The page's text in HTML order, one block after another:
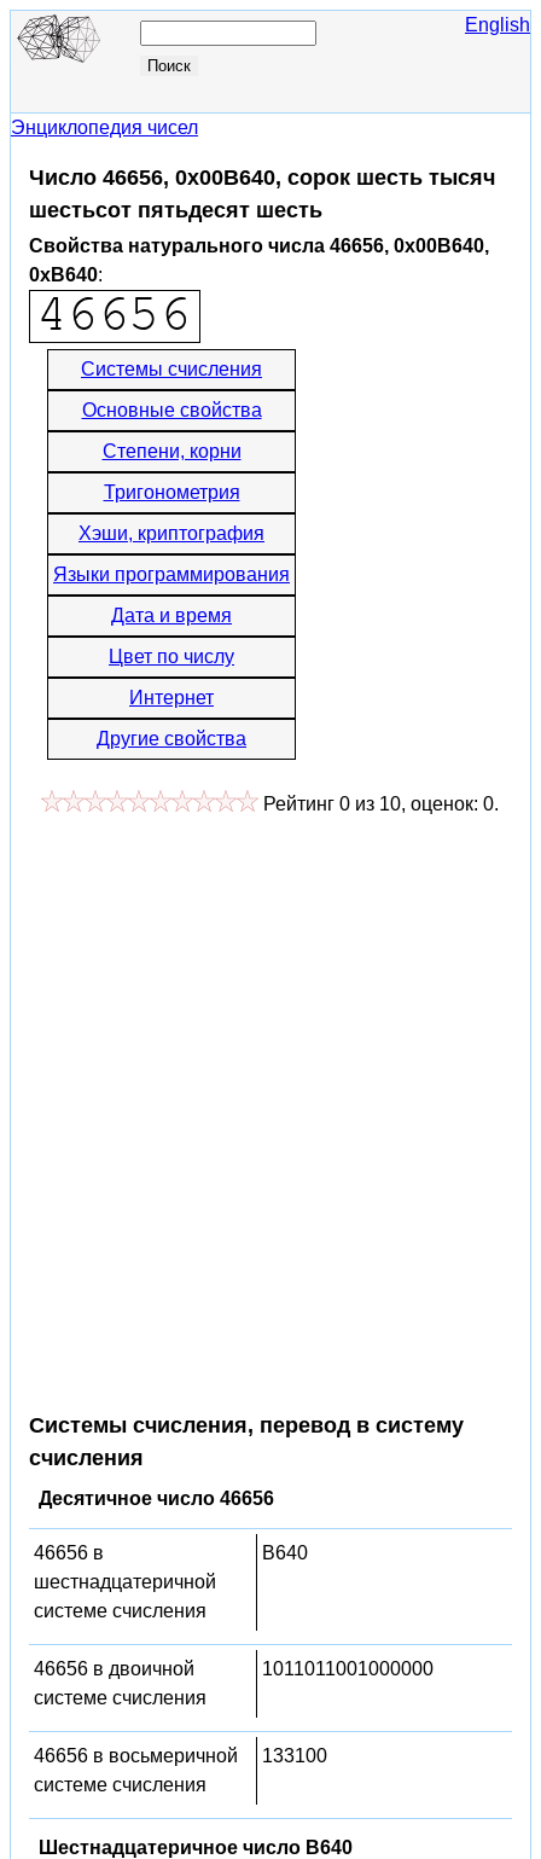
English
Энциклопедия чисел
Число 46656, 0x00B640, сорок шесть тысяч
шестьсот пятьдесят шесть
Свойства натурального числа 46656, 0x00B640,
0xB640:
Системы счисления
Основные свойства
Степени, корни
Тригонометрия
Хэши, криптография
Языки программирования
Дата и время
Цвет по числу
Интернет
Другие свойства
Рейтинг 0 из 10, оценок: 0.
Системы счисления, перевод в систему
счисления
Десятичное число 46656
46656 в
шестнадцатеричной
системе счисления
B640
46656 в двоичной
системе счисления
1011011001000000
46656 в восьмеричной
системе счисления
133100
Шестнадцатеричное число B640